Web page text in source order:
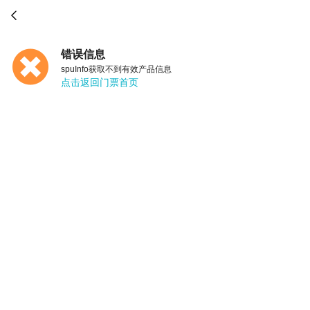

错误信息
spuInfo获取不到有效产品信息
点击返回门票首页